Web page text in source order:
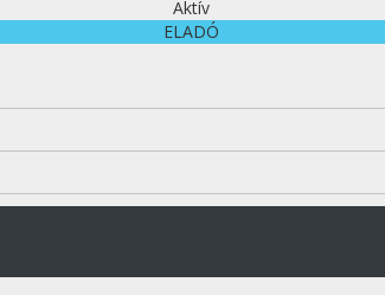
Aktív
ELADÓ